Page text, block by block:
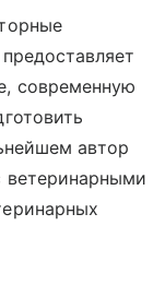
современную
автор
ветеринарными